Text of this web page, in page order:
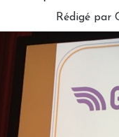
Rédigé par